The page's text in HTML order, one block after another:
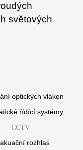
světových
optických vláken
řídící systémy
CCTV
rozhlas